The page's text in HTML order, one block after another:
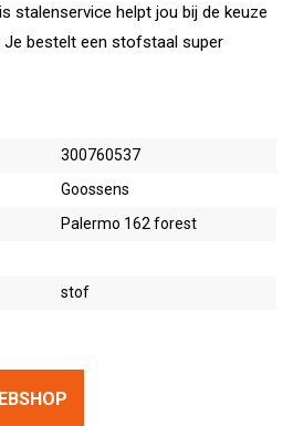
stalenservice helpt jou bij de keuze
bestelt een stofstaal super
300760537
Goossens
Palermo 162 forest
stof